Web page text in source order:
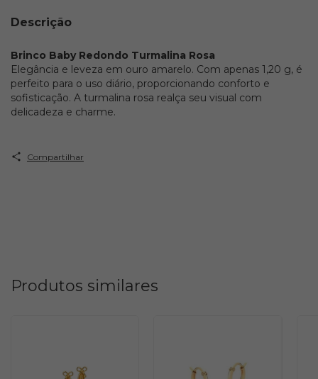
Descrição
Brinco Baby Redondo Turmalina Rosa
Elegância e leveza em ouro amarelo. Com apenas 1,20 g, é
perfeito para o uso diário, proporcionando conforto e
sofisticação. A turmalina rosa realça seu visual com
delicadeza e charme.
Compartilhar
Produtos similares